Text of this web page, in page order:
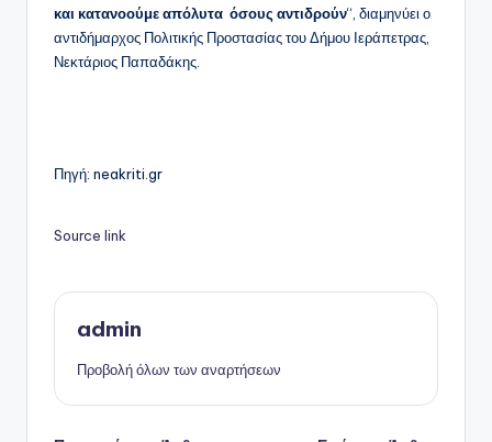
και κατανοούμε απόλυτα όσους αντιδρούν“, διαμηνύει ο
αντιδήμαρχος Πολιτικής Προστασίας του Δήμου Ιεράπετρας,
Νεκτάριος Παπαδάκης.
Πηγή: neakriti.gr
Source link
admin
Προβολή όλων των αναρτήσεων